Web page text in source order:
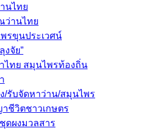
นไทย
านไทย
รขุนประเวศน์
งจัย”
ไทย สมุนไพรท้องถิ่น
/รับจัดหาว่าน/สมุนไพร
ชีวิตชาวเกษตร
ดผงมวลสาร